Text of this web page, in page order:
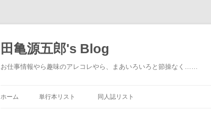
テ
ン
ツ
へ
ス
田亀源五郎's Blog
お仕事情報やら趣味のアレコレやら、まあいろいろと節操なく……
ホーム 単行本リスト 同人誌リスト